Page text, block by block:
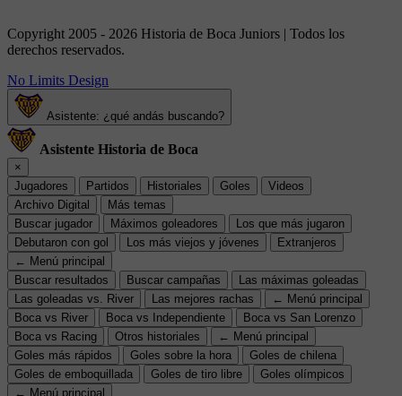
Copyright 2005 - 2026 Historia de Boca Juniors | Todos los
derechos reservados.
No Limits Design
Asistente: ¿qué andás buscando?
Asistente Historia de Boca
×
Jugadores
Partidos Historiales Goles
Videos
Archivo Digital
Más temas
Buscar jugador
Máximos goleadores
Los que más jugaron
Debutaron con gol
Los más viejos y jóvenes
Extranjeros
← Menú principal
Buscar resultados
Buscar campañas
Las máximas goleadas
Las goleadas vs. River
Las mejores rachas
← Menú principal
Boca vs River
Boca vs Independiente
Boca vs San Lorenzo
Boca vs Racing
Otros historiales
← Menú principal
Goles más rápidos
Goles sobre la hora
Goles de chilena
Goles de emboquillada
Goles de tiro libre
Goles olímpicos
← Menú principal